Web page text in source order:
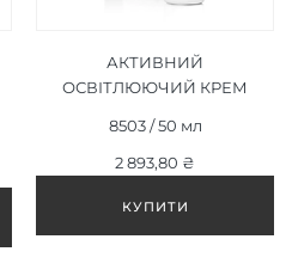
АКТИВНИЙ
ОСВІТЛЮЮЧИЙ КРЕМ
ILLUMINATING CREAM 50
МЛ
8503 / 50 мл
2 893,80 ₴